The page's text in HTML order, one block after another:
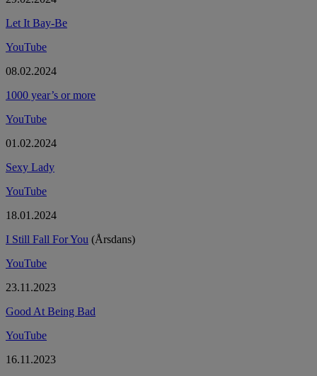
Let It Bay-Be
YouTube
08.02.2024
1000 year’s or more
YouTube
01.02.2024
Sexy Lady
YouTube
18.01.2024
I Still Fall For You (Årsdans)
YouTube
23.11.2023
Good At Being Bad
YouTube
16.11.2023